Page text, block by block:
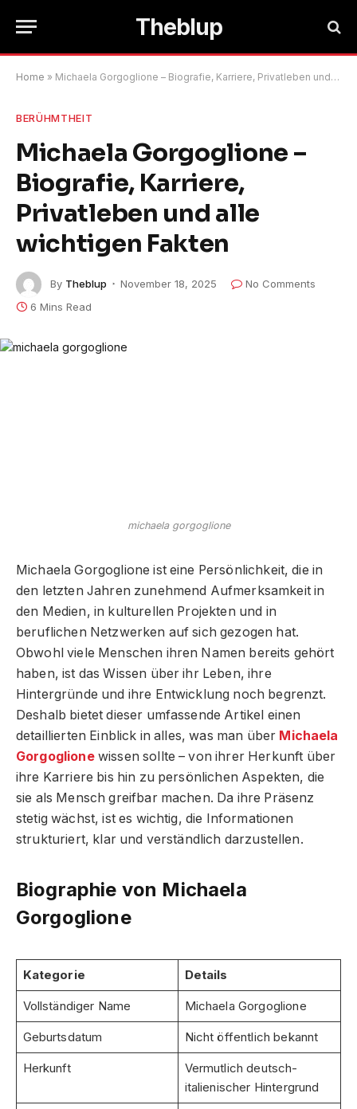
Theblup
Home » Michaela Gorgoglione – Biografie, Karriere, Privatleben und alle wichtigen Fakten
BERÜHMTHEIT
Michaela Gorgoglione –
Biografie, Karriere,
Privatleben und alle
wichtigen Fakten
By Theblup November 18, 2025
No Comments
6 Mins Read
michaela gorgoglione
Michaela Gorgoglione ist eine Persönlichkeit, die in
den letzten Jahren zunehmend Aufmerksamkeit in
den Medien, in kulturellen Projekten und in
beruflichen Netzwerken auf sich gezogen hat.
Obwohl viele Menschen ihren Namen bereits gehört
haben, ist das Wissen über ihr Leben, ihre
Hintergründe und ihre Entwicklung noch begrenzt.
Deshalb bietet dieser umfassende Artikel einen
detaillierten Einblick in alles, was man über Michaela
Gorgoglionewissen sollte – von ihrer Herkunft über
ihre Karriere bis hin zu persönlichen Aspekten, die
sie als Mensch greifbar machen. Da ihre Präsenz
stetig wächst, ist es wichtig, die Informationen
strukturiert, klar und verständlich darzustellen.
Biographie von Michaela
Gorgoglione
Kategorie Details
Vollständiger Name Michaela Gorgoglione
Geburtsdatum Nicht öffentlich bekannt
Herkunft
Vermutlich deutsch-
italienischer Hintergrund